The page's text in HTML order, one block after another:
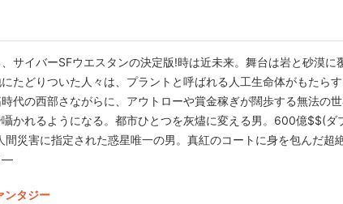
サイバーSFウエスタンの決定版!時は近未来。舞台は岩と砂漠
たどりついた人々は、プラントと呼ばれる人工生命体がもたら
代の西部さながらに、アウトローや賞金稼ぎが闊歩する無法の
かれるようになる。都市ひとつを灰燼に変える男。600億$$(ダ
間災害に指定された惑星唯一の男。真紅のコートに身を包んだ
―
ンタジー